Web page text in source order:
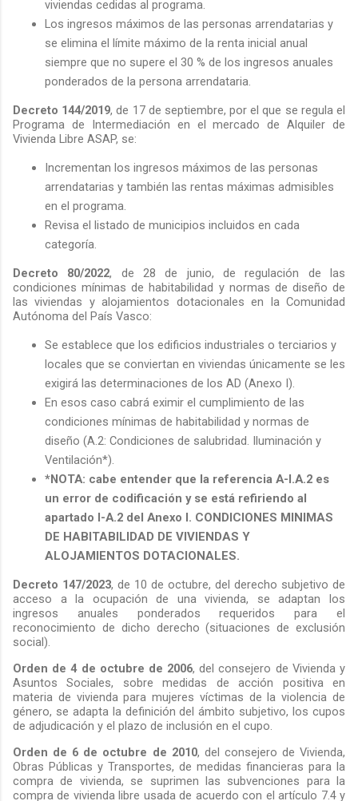
viviendas cedidas al programa.
Los ingresos máximos de las personas arrendatarias y
se elimina el límite máximo de la renta inicial anual
siempre que no supere el 30 % de los ingresos anuales
ponderados de la persona arrendataria.
Decreto 144/2019, de 17 de septiembre, por el que se regula el
Programa de Intermediación en el mercado de Alquiler de
Vivienda Libre ASAP, se:
Incrementan los ingresos máximos de las personas
arrendatarias y también las rentas máximas admisibles
en el programa.
Revisa el listado de municipios incluidos en cada
categoría.
Decreto 80/2022, de 28 de junio, de regulación de las
condiciones mínimas de habitabilidad y normas de diseño de
las viviendas y alojamientos dotacionales en la Comunidad
Autónoma del País Vasco:
Se establece que los edificios industriales o terciarios y
locales que se conviertan en viviendas únicamente se les
exigirá las determinaciones de los AD (Anexo I).
En esos caso cabrá eximir el cumplimiento de las
condiciones mínimas de habitabilidad y normas de
diseño (A.2: Condiciones de salubridad. Iluminación y
Ventilación*).
*NOTA: cabe entender que la referencia A-I.A.2 es
un error de codificación y se está refiriendo al
apartado I-A.2 del Anexo I. CONDICIONES MINIMAS
DE HABITABILIDAD DE VIVIENDAS Y
ALOJAMIENTOS DOTACIONALES.
Decreto 147/2023, de 10 de octubre, del derecho subjetivo de
acceso a la ocupación de una vivienda, se adaptan los
ingresos anuales ponderados requeridos para el
reconocimiento de dicho derecho (situaciones de exclusión
social).
Orden de 4 de octubre de 2006, del consejero de Vivienda y
Asuntos Sociales, sobre medidas de acción positiva en
materia de vivienda para mujeres víctimas de la violencia de
género, se adapta la definición del ámbito subjetivo, los cupos
de adjudicación y el plazo de inclusión en el cupo.
Orden de 6 de octubre de 2010, del consejero de Vivienda,
Obras Públicas y Transportes, de medidas financieras para la
compra de vivienda, se suprimen las subvenciones para la
compra de vivienda libre usada de acuerdo con el artículo 7.4 y